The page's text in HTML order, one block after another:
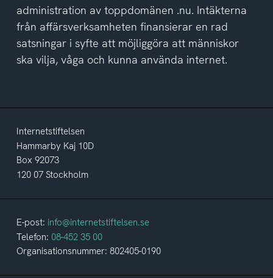
administration av toppdomänen .nu. Intäkterna
från affärsverksamheten finansierar en rad
satsningar i syfte att möjliggöra att människor
ska vilja, våga och kunna använda internet.
Internetstiftelsen
Hammarby Kaj 10D
Box 92073
120 07 Stockholm
E-post: info@internetstiftelsen.se
Telefon: 08-452 35 00
Organisationsnummer: 802405-0190